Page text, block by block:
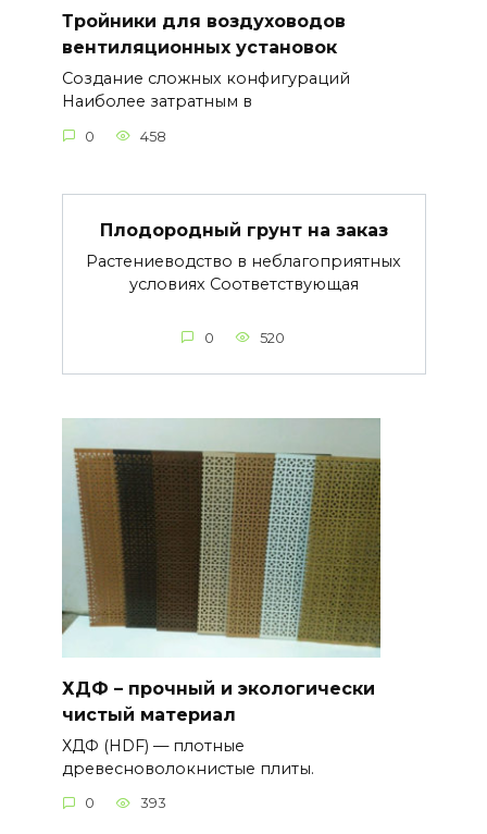
Тройники для воздуховодов
вентиляционных установок
Создание сложных конфигураций
Наиболее затратным в
0 458
Плодородный грунт на заказ
Растениеводство в неблагоприятных
условиях Соответствующая
0 520
ХДФ – прочный и экологически
чистый материал
ХДФ (HDF) — плотные
древесноволокнистые плиты.
0 393